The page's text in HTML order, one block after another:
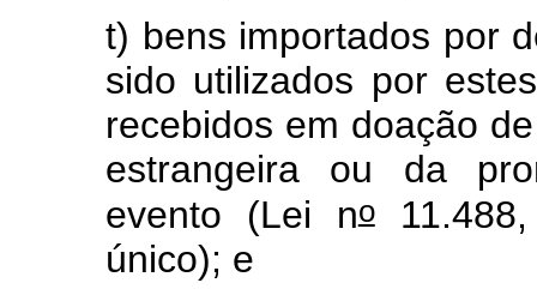
t) bens importados por
sido utilizados por
recebidos em doação
estrangeira ou da
evento (Lei no11.488,
único); e